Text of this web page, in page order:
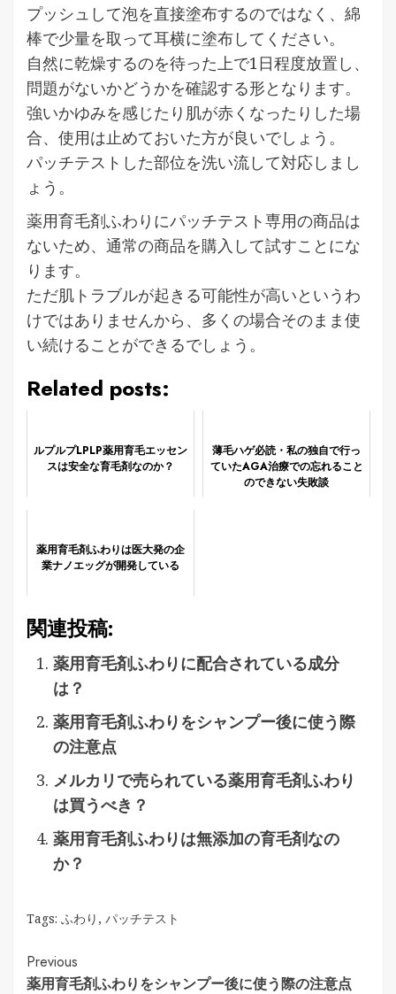
プッシュして泡を直接塗布するのではなく、綿
棒で少量を取って耳横に塗布してください。
自然に乾燥するのを待った上で1日程度放置し、
問題がないかどうかを確認する形となります。
強いかゆみを感じたり肌が赤くなったりした場
合、使用は止めておいた方が良いでしょう。
パッチテストした部位を洗い流して対応しまし
ょう。
薬用育毛剤ふわりにパッチテスト専用の商品は
ないため、通常の商品を購入して試すことにな
ります。
ただ肌トラブルが起きる可能性が高いというわ
けではありませんから、多くの場合そのまま使
い続けることができるでしょう。
Related posts:
ルプルプLPLP薬用育毛エッセン
スは安全な育毛剤なのか？
薄毛ハゲ必読・私の独自で行っ
ていたAGA治療での忘れること
のできない失敗談
薬用育毛剤ふわりは医大発の企
業ナノエッグが開発している
関連投稿:
薬用育毛剤ふわりに配合されている成分
は？
薬用育毛剤ふわりをシャンプー後に使う際
の注意点
メルカリで売られている薬用育毛剤ふわり
は買うべき？
薬用育毛剤ふわりは無添加の育毛剤なの
か？
Tags: ふわり , パッチテスト
Continue
Previous
薬用育毛剤ふわりをシャンプー後に使う際の注意点